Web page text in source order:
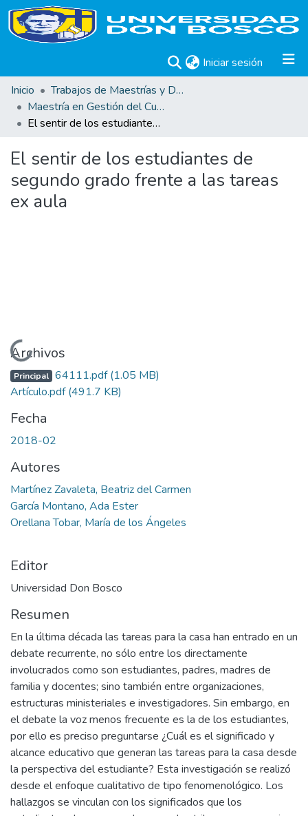
Iniciar sesión (current)
Inicio
Trabajos de Maestrías y Doctorados
Maestría en Gestión del Curriculum, Didáctica y Evaluación por Competencias
El sentir de los estudiantes de segundo grado frente a las tareas ex aula
El sentir de los estudiantes de
segundo grado frente a las tareas
ex aula
Cargando...
Archivos
Principal 64111.pdf(1.05 MB)
Artículo.pdf(491.7 KB)
Fecha
2018-02
Autores
Martínez Zavaleta, Beatriz del Carmen
García Montano, Ada Ester
Orellana Tobar, María de los Ángeles
Editor
Universidad Don Bosco
Resumen
En la última década las tareas para la casa han entrado en un
debate recurrente, no sólo entre los directamente
involucrados como son estudiantes, padres, madres de
familia y docentes; sino también entre organizaciones,
estructuras ministeriales e investigadores. Sin embargo, en
el debate la voz menos frecuente es la de los estudiantes,
por ello es preciso preguntarse ¿Cuál es el significado y
alcance educativo que generan las tareas para la casa desde
la perspectiva del estudiante? Esta investigación se realizó
desde el enfoque cualitativo de tipo fenomenológico. Los
hallazgos se vinculan con los significados que los